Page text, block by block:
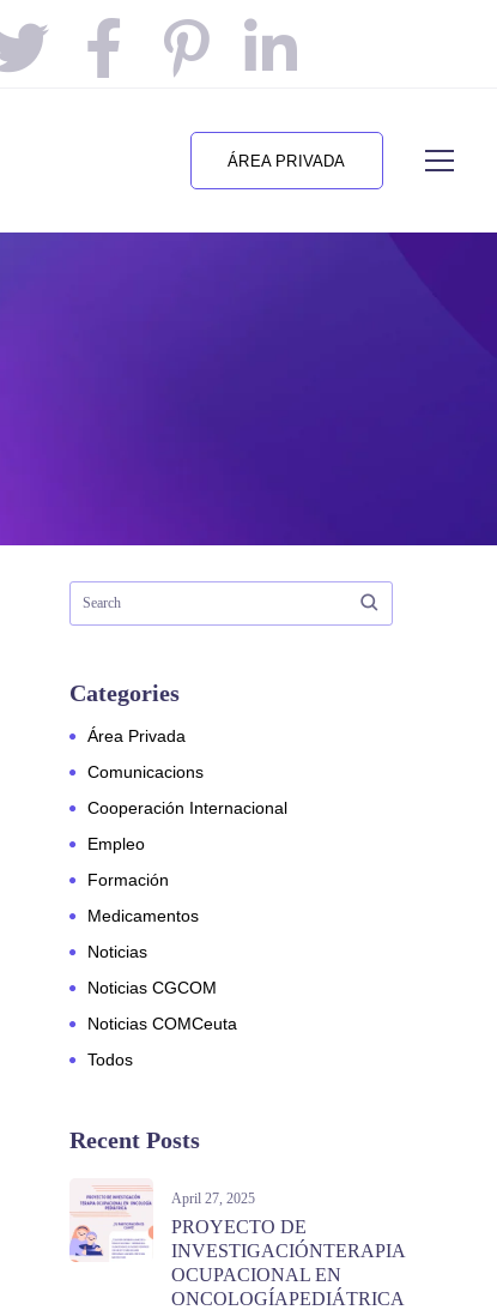
ÁREA PRIVADA
Categories
Área Privada
Comunicacions
Cooperación Internacional
Empleo
Formación
Medicamentos
Noticias
Noticias CGCOM
Noticias COMCeuta
Todos
Recent Posts
April 27, 2025
PROYECTO DE
INVESTIGACIÓNTERAPIA
OCUPACIONAL EN
ONCOLOGÍAPEDIÁTRICA